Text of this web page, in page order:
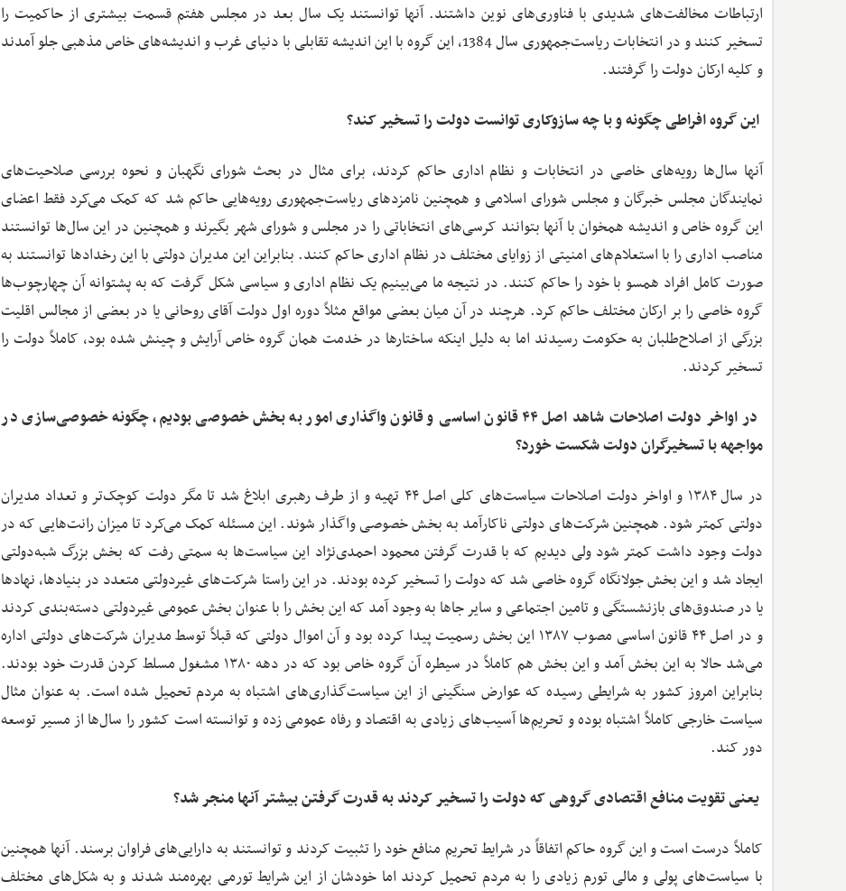
ارتباطات مخالفت‌های شدیدی با فناوری‌های نوین داشتند. آنها توانستند یک سال بعد در مجلس هفتم قسمت بیشتری از حاکمیت را
تسخیر کنند و در انتخابات ریاست‌جمهوری سال 1384، این گروه با این اندیشه تقابلی با دنیای غرب و اندیشه‌های خاص مذهبی جلو آمدند
و کلیه ارکان دولت را گرفتند.
‌ این گروه افراطی چگونه و با چه سازوکاری توانست دولت را تسخیر کند؟
آنها سال‌ها رویه‌های خاصی در انتخابات و نظام اداری حاکم کردند، برای مثال در بحث شورای نگهبان و نحوه بررسی صلاحیت‌های
نمایندگان مجلس خبرگان و مجلس شورای اسلامی و همچنین نامزدهای ریاست‌جمهوری رویه‌هایی حاکم شد که کمک می‌کرد فقط اعضای
این گروه خاص و اندیشه همخوان با آنها بتوانند کرسی‌های انتخاباتی را در مجلس و شورای شهر بگیرند و همچنین در این سال‌ها توانستند
مناصب اداری را با استعلام‌های امنیتی از زوایای مختلف در نظام اداری حاکم کنند. بنابراین این مدیران دولتی با این رخدادها توانستند به
صورت کامل افراد همسو با خود را حاکم کنند. در نتیجه ما می‌بینیم یک نظام اداری و سیاسی شکل گرفت که به پشتوانه آن چهارچوب‌ها
گروه خاصی را بر ارکان مختلف حاکم کرد. هرچند در آن میان بعضی مواقع مثلاً دوره اول دولت آقای روحانی یا در بعضی از مجالس اقلیت
بزرگی از اصلاح‌طلبان به حکومت رسیدند اما به دلیل اینکه ساختارها در خدمت همان گروه خاص آرایش و چینش شده بود، کاملاً دولت را
تسخیر کردند.
‌ در اواخر دولت اصلاحات شاهد اصل ۴۴ قانون اساسی و قانون واگذاری امور به بخش خصوصی بودیم، چگونه خصوصی‌سازی در
مواجهه با تسخیرگران دولت شکست خورد؟
در سال ۱۳۸۴ و اواخر دولت اصلاحات سیاست‌های کلی اصل ۴۴ تهیه و از طرف رهبری ابلاغ شد تا مگر دولت کوچک‌تر و تعداد مدیران
دولتی کمتر شود. همچنین شرکت‌های دولتی ناکارآمد به بخش خصوصی واگذار شوند. این مسئله کمک می‌کرد تا میزان رانت‌هایی که در
دولت وجود داشت کمتر شود ولی دیدیم که با قدرت گرفتن محمود احمدی‌نژاد این سیاست‌ها به سمتی رفت که بخش بزرگ شبه‌دولتی
ایجاد شد و این بخش جولانگاه گروه خاصی شد که دولت را تسخیر کرده بودند. در این راستا شرکت‌های غیردولتی متعدد در بنیادها، نهادها
یا در صندوق‌های بازنشستگی و تامین اجتماعی و سایر جاها به وجود آمد که این بخش را با عنوان بخش عمومی غیردولتی دسته‌بندی کردند
و در اصل ۴۴ قانون اساسی مصوب ۱۳۸۷ این بخش رسمیت پیدا کرده بود و آن اموال دولتی که قبلاً توسط مدیران شرکت‌های دولتی اداره
می‌شد حالا به این بخش آمد و این بخش هم کاملاً در سیطره آن گروه خاص بود که در دهه ۱۳۸۰ مشغول مسلط کردن قدرت خود بودند.
بنابراین امروز کشور به شرایطی رسیده که عوارض سنگینی از این سیاست‌گذاری‌های اشتباه به مردم تحمیل شده است. به عنوان مثال
سیاست خارجی کاملاً اشتباه بوده و تحریم‌ها آسیب‌های زیادی به اقتصاد و رفاه عمومی زده و توانسته است کشور را سال‌ها از مسیر توسعه
دور کند.
‌ یعنی تقویت منافع اقتصادی گروهی که دولت را تسخیر کردند به قدرت گرفتن بیشتر آنها منجر شد؟
کاملاً درست است و این گروه حاکم اتفاقاً در شرایط تحریم منافع خود را تثبیت کردند و توانستند به دارایی‌های فراوان برسند. آنها همچنین
با سیاست‌های پولی و مالی تورم زیادی را به مردم تحمیل کردند اما خودشان از این شرایط تورمی بهره‌مند شدند و به شکل‌های مختلف